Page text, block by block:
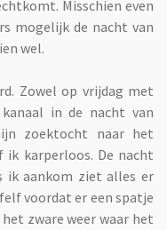
Misschien even
mogelijk de nacht van
wel.
Zowel op vrijdag met
in de nacht van
zoektocht naar het
ik karperloos. De nacht
ik aankom ziet alles er
voordat er een spatje
zware weer waar het